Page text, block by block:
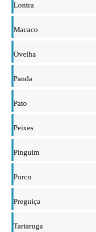
Lontra
Macaco
Ovelha
Panda
Pato
Peixes
Pinguim
Porco
Preguiça
Tartaruga